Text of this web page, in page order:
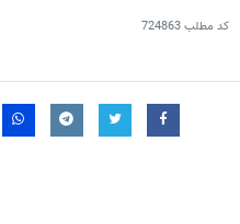
کد مطلب724863